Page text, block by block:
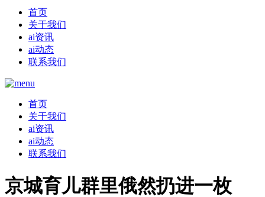
首页
关于我们
ai资讯
ai动态
联系我们
首页
关于我们
ai资讯
ai动态
联系我们
京城育儿群里俄然扔进一枚